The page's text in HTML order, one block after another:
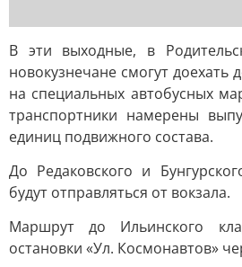
В эти выходные, в
новокузнечане смогут доехать
на специальных автобусных
транспортники намерены
единиц подвижного состава.
До Редаковского и
будут отправляться от вокзала.
Маршрут до Ильинского
остановки «Ул. Космонавтов»